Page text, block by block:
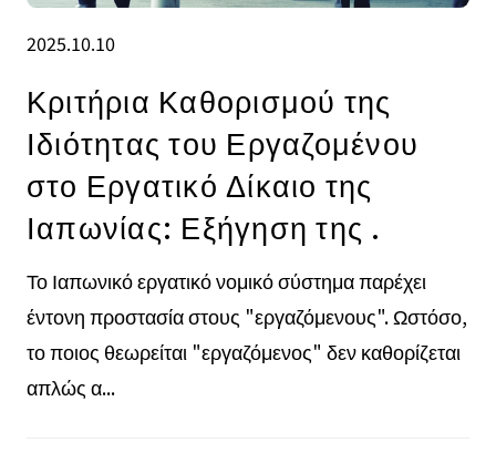
2025.10.10
Κριτήρια Καθορισμού της
Ιδιότητας του Εργαζομένου
στο Εργατικό Δίκαιο της
Ιαπωνίας: Εξήγηση της .
Το Ιαπωνικό εργατικό νομικό σύστημα παρέχει
έντονη προστασία στους "εργαζόμενους". Ωστόσο,
το ποιος θεωρείται "εργαζόμενος" δεν καθορίζεται
απλώς α...